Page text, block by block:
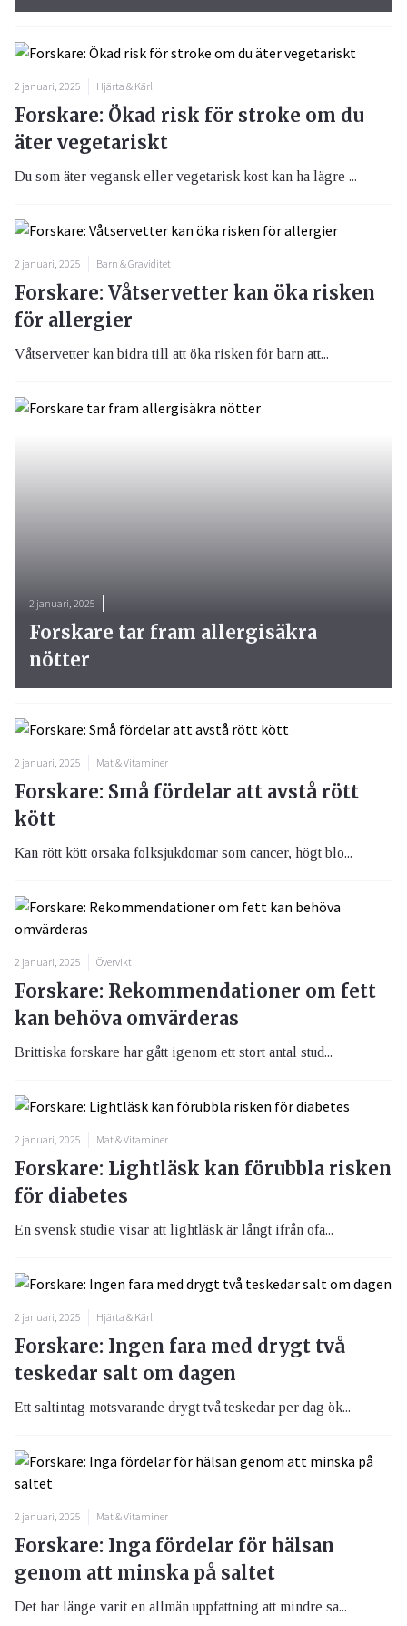
2 januari, 2025 Hjärta & Kärl
Forskare: Ökad risk för stroke om du
äter vegetariskt
Du som äter vegansk eller vegetarisk kost kan ha lägre ...
2 januari, 2025 Barn & Graviditet
Forskare: Våtservetter kan öka risken
för allergier
Våtservetter kan bidra till att öka risken för barn att...
2 januari, 2025
Forskare tar fram allergisäkra
nötter
2 januari, 2025 Mat & Vitaminer
Forskare: Små fördelar att avstå rött
kött
Kan rött kött orsaka folksjukdomar som cancer, högt blo...
2 januari, 2025 Övervikt
Forskare: Rekommendationer om fett
kan behöva omvärderas
Brittiska forskare har gått igenom ett stort antal stud...
2 januari, 2025 Mat & Vitaminer
Forskare: Lightläsk kan förubbla risken
för diabetes
En svensk studie visar att lightläsk är långt ifrån ofa...
2 januari, 2025 Hjärta & Kärl
Forskare: Ingen fara med drygt två
teskedar salt om dagen
Ett saltintag motsvarande drygt två teskedar per dag ök...
2 januari, 2025 Mat & Vitaminer
Forskare: Inga fördelar för hälsan
genom att minska på saltet
Det har länge varit en allmän uppfattning att mindre sa...